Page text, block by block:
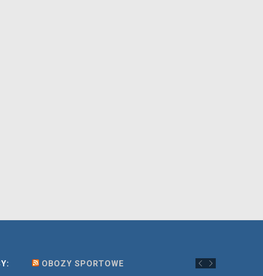
OBOZY SPORTOWE